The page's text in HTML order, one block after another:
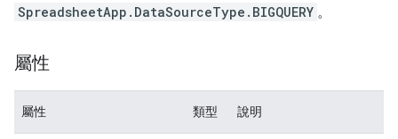
SpreadsheetApp.DataSourceType.BIGQUERY 。
屬性
屬性 類型 說明